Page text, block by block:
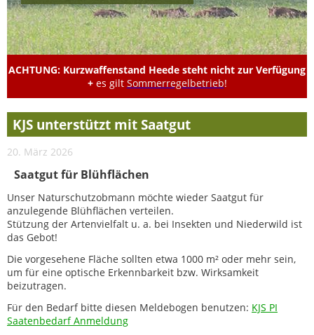
ACHTUNG: Kurzwaffenstand Heede steht nicht zur Verfügung
+ es gilt Sommerregelbetrieb!
KJS unterstützt mit Saatgut
20. März 2026
Saatgut für Blühflächen
Unser Naturschutzobmann möchte wieder Saatgut für
anzulegende Blühflächen verteilen.
Stützung der Artenvielfalt u. a. bei Insekten und Niederwild ist
das Gebot!
Die vorgesehene Fläche sollten etwa 1000 m² oder mehr sein,
um für eine optische Erkennbarkeit bzw. Wirksamkeit
beizutragen.
Für den Bedarf bitte diesen Meldebogen benutzen: KJS PI
Saatenbedarf Anmeldung